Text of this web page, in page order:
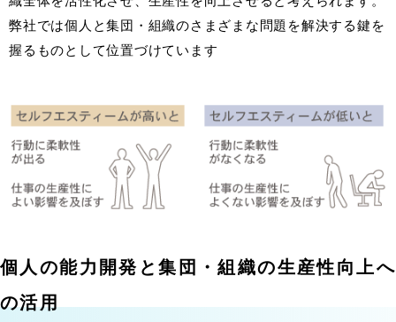
弊社では個人と集団・組織のさまざまな問題を解決する鍵を
握るものとして位置づけています
個人の能力開発と集団・組織の生産性向上へ
の活用